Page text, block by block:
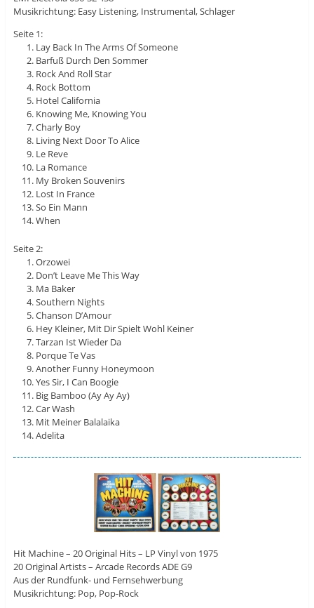
Musikrichtung: Easy Listening, Instrumental, Schlager
Seite 1:
Lay Back In The Arms Of Someone
Barfuß Durch Den Sommer
Rock And Roll Star
Rock Bottom
Hotel California
Knowing Me, Knowing You
Charly Boy
Living Next Door To Alice
Le Reve
La Romance
My Broken Souvenirs
Lost In France
So Ein Mann
When
Seite 2:
Orzowei
Don’t Leave Me This Way
Ma Baker
Southern Nights
Chanson D’Amour
Hey Kleiner, Mit Dir Spielt Wohl Keiner
Tarzan Ist Wieder Da
Porque Te Vas
Another Funny Honeymoon
Yes Sir, I Can Boogie
Big Bamboo (Ay Ay Ay)
Car Wash
Mit Meiner Balalaika
Adelita
Hit Machine – 20 Original Hits – LP Vinyl von 1975
20 Original Artists – Arcade Records ADE G9
Aus der Rundfunk- und Fernsehwerbung
Musikrichtung: Pop, Pop-Rock